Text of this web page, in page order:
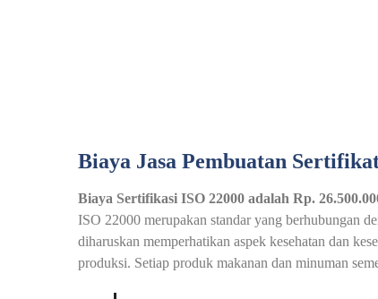
Biaya Jasa Pembuatan
Biaya Sertifikasi ISO 22000 adalah Rp.
ISO 22000 merupakan standar yang berhubungan
diharuskan memperhatikan aspek kesehatan dan
produksi. Setiap produk makanan dan minuman